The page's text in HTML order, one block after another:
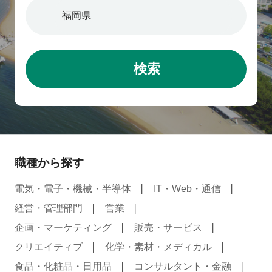
検索
職種から探す
電気・電子・機械・半導体
IT・Web・通信
経営・管理部門
営業
企画・マーケティング
販売・サービス
クリエイティブ
化学・素材・メディカル
食品・化粧品・日用品
コンサルタント・金融